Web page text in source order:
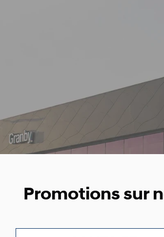
Promotions sur